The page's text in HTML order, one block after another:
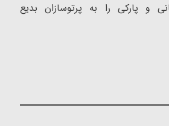
و پارکی را به پرتوسازان بدیع